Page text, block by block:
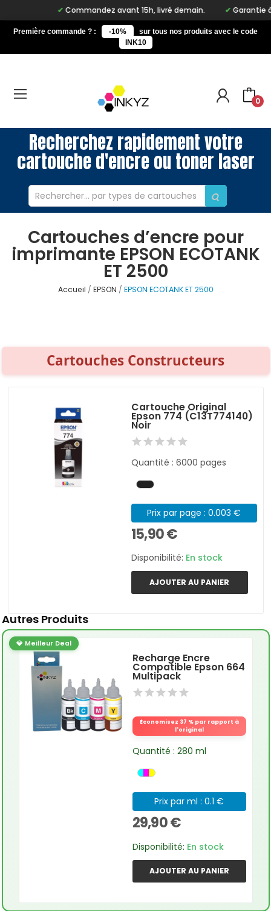
Commandez avant 15h, livré demain. Garantie à
Première commande ? : -10%
sur tous nos produits avec le code
INK10
0
Recherchez rapidement votre
cartouche d'encre ou toner laser
Cartouches d’encre pour
imprimante EPSON ECOTANK
ET 2500
Accueil EPSON EPSON ECOTANK ET 2500
Cartouches Constructeurs
Cartouche Original
Epson 774 (C13T774140)
Noir
Quantité : 6000 pages
Prix par page : 0.003 €
15,90 €
Disponibilité: En stock
AJOUTER AU PANIER
Autres Produits
💎 Meilleur Deal
Recharge Encre
Compatible Epson 664
Multipack
Économisez 37 % par rapport à
l'original
Quantité : 280 ml
Prix par ml : 0.1 €
29,90 €
Disponibilité: En stock
AJOUTER AU PANIER